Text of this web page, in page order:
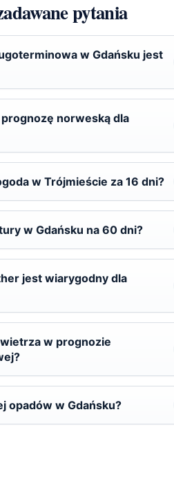
pytania
w Gdańsku jest
norweską dla
w Trójmieście za 16 dni?
w Gdańsku na 60 dni?
jest wiarygodny dla
w prognozie
opadów w Gdańsku?